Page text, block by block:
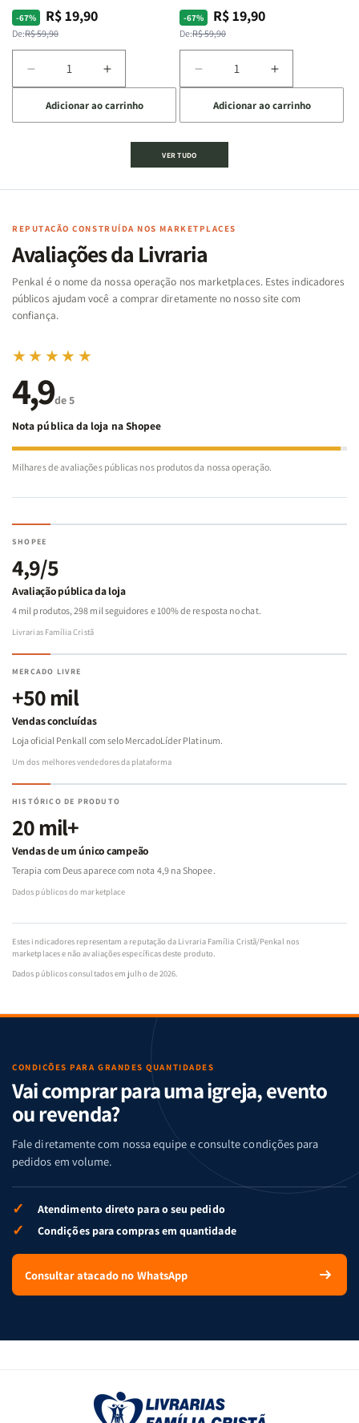
-67%
Preço
normal
De:R$ 59,90
Preço
promocional
R$ 19,90
Diminuir
a
quantidade
de
Cartas
Famílias
Bíblia
-
Penkal
Aumentar
a
quantidade
de
Jogo
Cartas
Famílias
da
Bíblia
-
Penkal
Adicionar ao carrinho
-67%
Preço
normal
De:R$ 59,90
Preço
promocional
R$ 19,90
Diminuir
a
quantidade
de
Jogo
|
de
Aumentar
a
quantidade
de
|
Adicionar ao carrinho
VER TUDO
REPUTAÇÃO CONSTRUÍDA NOS MARKETPLACES
Avaliações da Livraria
Penkal é o nome da nossa operação nos marketplaces. Estes indicadores
públicos ajudam você a comprar diretamente no nosso site com
confiança.
★★★★★
4,9de 5
Nota pública da loja na Shopee
Milhares de avaliações públicas nos produtos da nossa operação.
SHOPEE
4,9/5
Avaliação pública da loja
4 mil produtos, 298 mil seguidores e 100% de resposta no chat.
Livrarias Família Cristã
MERCADO LIVRE
+50 mil
Vendas concluídas
Loja oficial Penkall com selo MercadoLíder Platinum.
Um dos melhores vendedores da plataforma
HISTÓRICO DE PRODUTO
20 mil+
Vendas de um único campeão
Terapia com Deus aparece com nota 4,9 na Shopee.
Dados públicos do marketplace
Estes indicadores representam a reputação da Livraria Família Cristã/Penkal nos
marketplaces e não avaliações específicas deste produto.
Dados públicos consultados em julho de 2026.
CONDIÇÕES PARA GRANDES QUANTIDADES
Vai comprar para uma igreja, evento
ou revenda?
Fale diretamente com nossa equipe e consulte condições para
pedidos em volume.
✓ Atendimento direto para o seu pedido
✓ Condições para compras em quantidade
Consultar atacado no WhatsApp